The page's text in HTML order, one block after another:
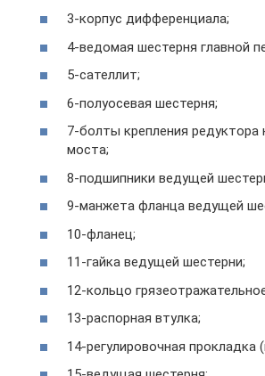
3-корпус дифференциала;
4-ведомая шестерня главной
5-сателлит;
6-полуосевая шестерня;
7-болты крепления редуктора
моста;
8-подшипники ведущей
9-манжета фланца ведущей
10-фланец;
11-гайка ведущей шестерни;
12-кольцо
13-распорная втулка;
14-регулировочная прокладка